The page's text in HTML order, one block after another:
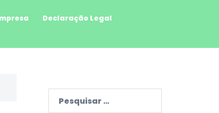
Declaração Legal
por: